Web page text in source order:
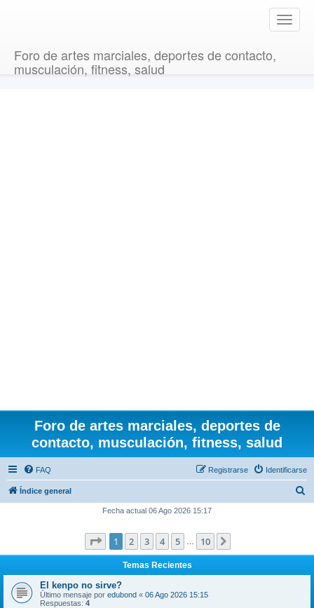
T
o
Foro de artes marciales, deportes de contacto,
musculación, fitness, salud
Foro de artes marciales, deportes de
contacto, musculación, fitness, salud
FAQ Identificarse
Registrarse
Índice general
a
r
Fecha actual 06 Ago 2026 15:17
Página de 10
1 2 3 4 5 10
Temas Recientes
El kenpo no sirve?
Último mensaje por edubond « 06 Ago 2026 15:15
Respuestas: 4